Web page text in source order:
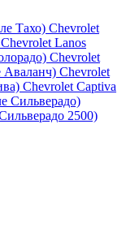
Chevrolet
Chevrolet Lanos
Chevrolet
Chevrolet
Chevrolet Captiva